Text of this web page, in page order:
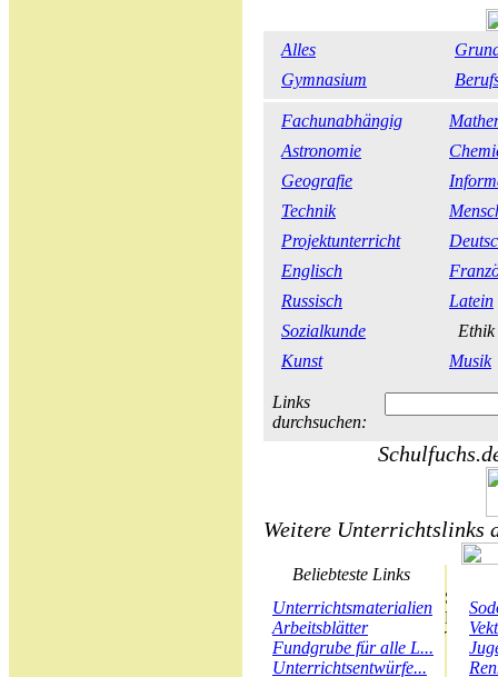
Alles
Gymnasium
Fachunabhängig
Astronomie
Geografie
Technik
Projektunterricht
Englisch
Russisch
Latein
Sozialkunde
Kunst
Musik
Links
durchsuchen:
Weitere Unterrichtslinks
Beliebteste Links
Unterrichtsmaterialien
Arbeitsblätter
Fundgrube für alle L...
Unterrichtsentwürfe...